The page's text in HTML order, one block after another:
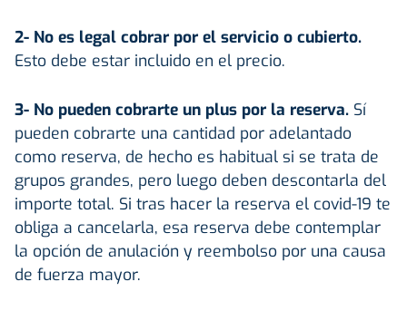
2- No es legal cobrar por el servicio o cubierto.
Esto debe estar incluido en el precio.
3- No pueden cobrarte un plus por la reserva. Sí
pueden cobrarte una cantidad por adelantado
como reserva, de hecho es habitual si se trata de
grupos grandes, pero luego deben descontarla del
importe total. Si tras hacer la reserva el covid-19 te
obliga a cancelarla, esa reserva debe contemplar
la opción de anulación y reembolso por una causa
de fuerza mayor.